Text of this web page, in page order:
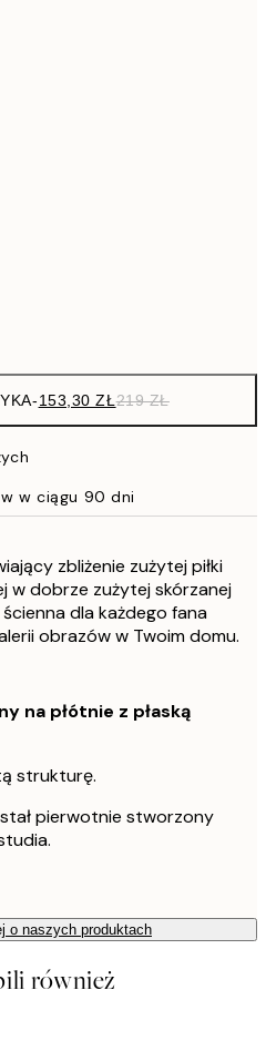
-153,30 ZŁ219 ZŁ
w ciągu 90 dni
zbliżenie zużytej piłki
w dobrze zużytej skórzanej
dla każdego fana
obrazów w Twoim domu.
na płótnie z płaską
strukturę.
pierwotnie stworzony
o naszych produktach
również